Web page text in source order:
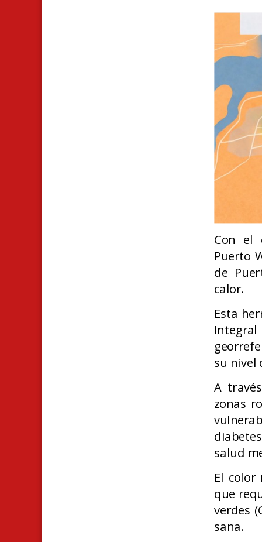
Con el
Puerto
de
calor.
Esta
su nivel
A
zonas
salud
El color
que
verdes
sana.